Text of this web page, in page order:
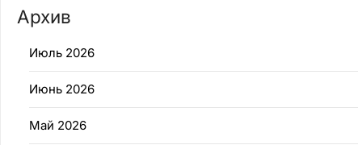
Архив
Июль 2026
Июнь 2026
Май 2026